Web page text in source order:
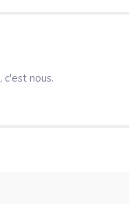
nous.